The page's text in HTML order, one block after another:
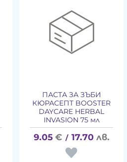
ПАСТА ЗА ЗЪБИ
КЮРАСЕПТ BOOSTER
DAYCARE HERBAL
INVASION 75 мл
9.05 € / 17.70 лв.